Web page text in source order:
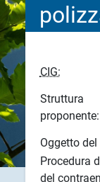
CIG:
Struttura
proponente:
Oggetto
Procedura
del